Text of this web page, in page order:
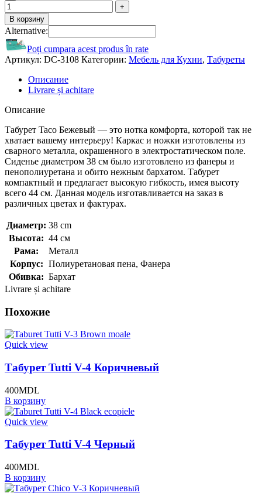
В корзину
Alternative:
Poți cumpara acest produs în rate
Артикул: DС-3108 Категории: Мебель для Кухни, Табуреты
Описание
Livrare și achitare
Описание
Табурет Taco Бежевый — это нотка комфорта, которой так не
хватает вашему интерьеру! Каркас и ножки изготовлены из
сварного металла, окрашенного в электростатическом поле.
Сиденье диаметром 38 см было изготовлено из фанеры и
пенополиуретана и обито нежным бархатом. Табурет
компактный и предлагает высокую гибкость, имея высоту
всего 44 см. Данная модель изготавливается на заказ в
различных цветах и ​​фактурах.
Диаметр: 38 cm
Высота: 44 см
Рама:
Металл
Корпус: Полиуретановая пена, Фанера
Обивка: Бархат
Livrare și achitare
Похожие
Quick view
Табурет Tutti V-4 Коричневый
400MDL
В корзину
Quick view
Табурет Tutti V-4 Черный
400MDL
В корзину